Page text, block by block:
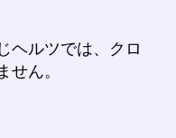
ヘルツでは、クロ
せん。